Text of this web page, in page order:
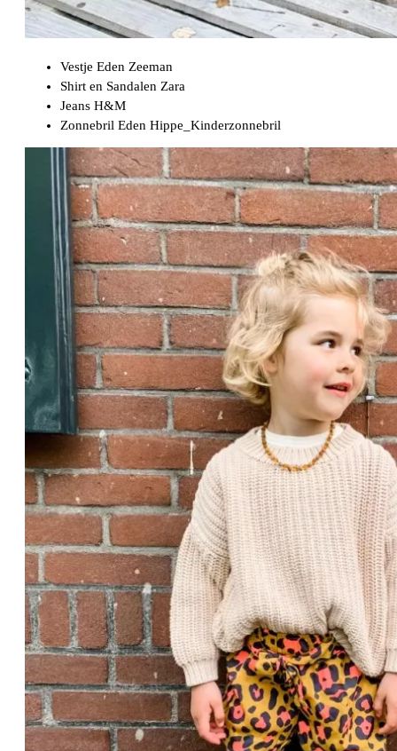
Vestje Eden Zeeman
Shirt en Sandalen Zara
Jeans H&M
Zonnebril Eden Hippe_Kinderzonnebril